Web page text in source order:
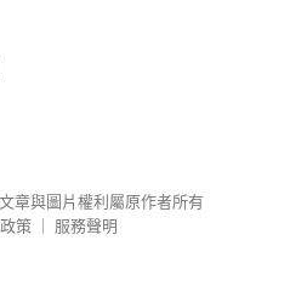
文章與圖片權利屬原作者所有
策
服務聲明